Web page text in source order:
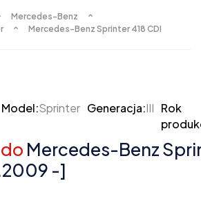
Mercedes-Benz
Mercedes-Benz Sprinter 418 CDI
Model:Sprinter Generacja:III Rok
Mercedes-Benz
-]